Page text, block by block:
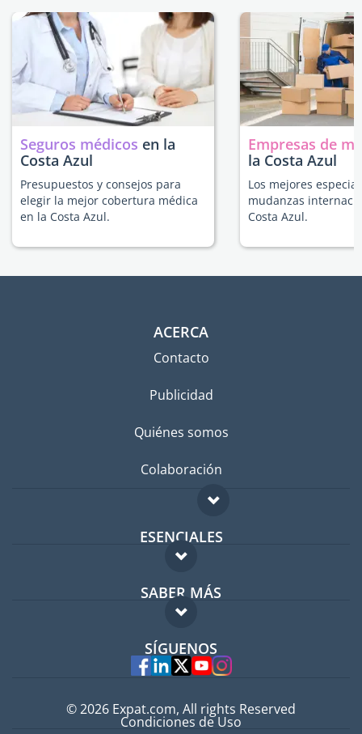
Seguros médicos en la
Costa Azul
Presupuestos y consejos para
elegir la mejor cobertura médica
en la Costa Azul.
Empresas de
la Costa Azul
Los mejores
mudanzas
Costa Azul.
ACERCA
Contacto
Publicidad
Quiénes somos
Colaboración
ESENCIALES
Foro para expatriados
Guía para expatriados
Trabajos en el extranjero
SABER MÁS
FAQ
Expertos
SÍGUENOS
© 2026 Expat.com, All rights Reserved
Condiciones de Uso